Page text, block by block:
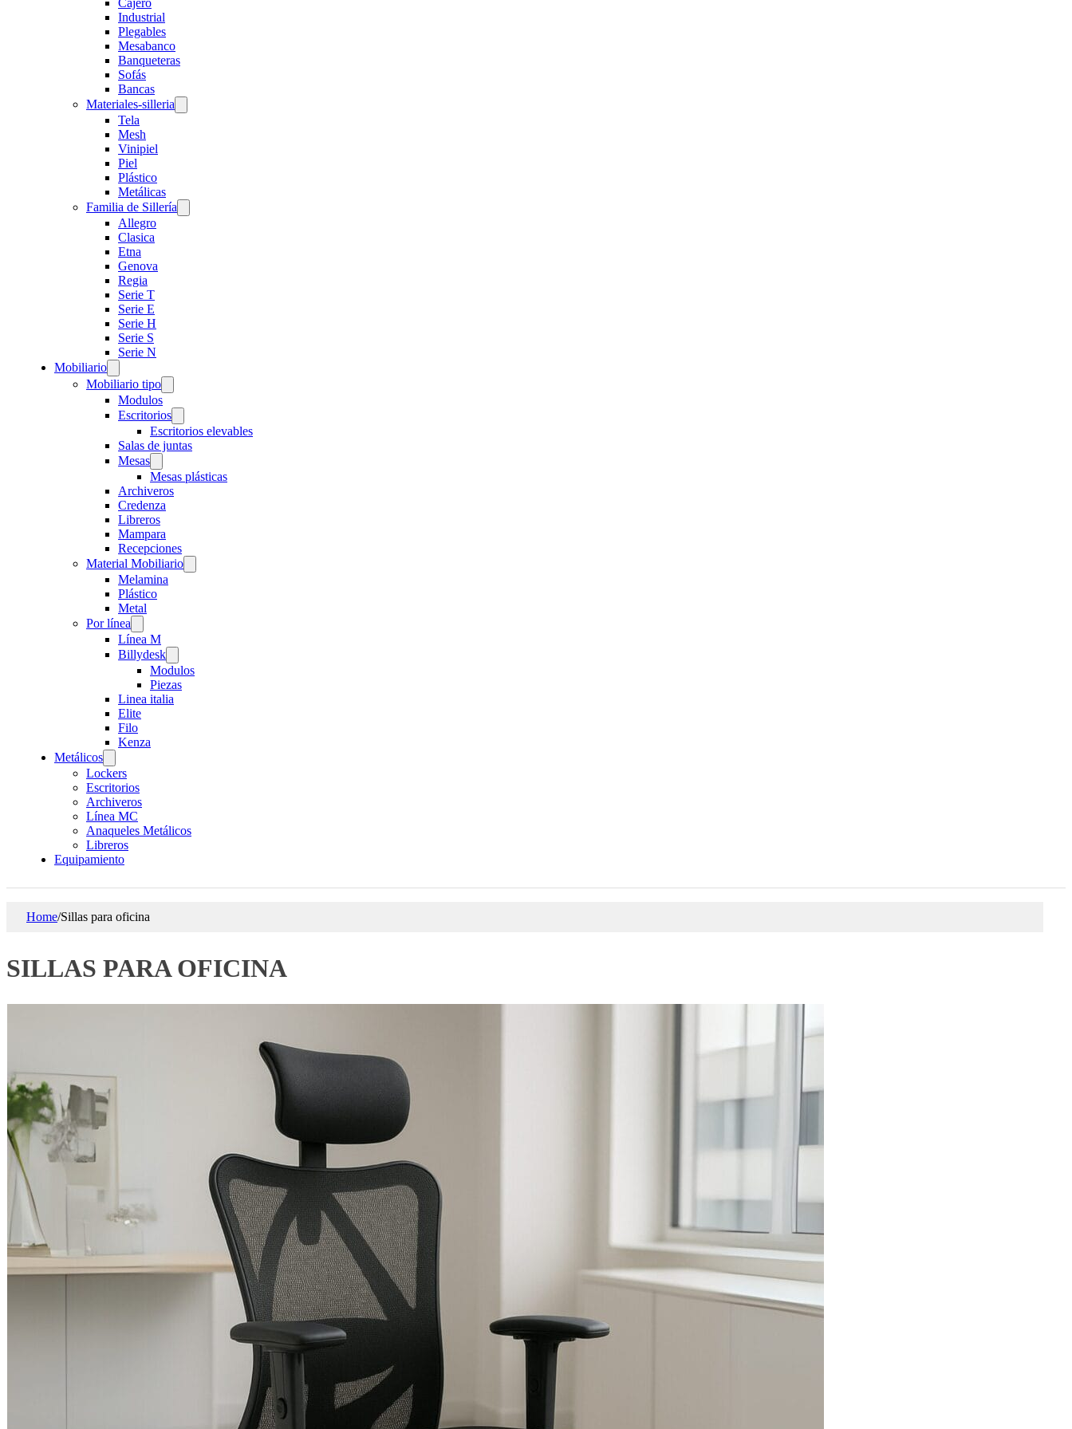
Cajero
Industrial
Plegables
Mesabanco
Banqueteras
Sofás
Bancas
Materiales-silleria
Tela
Mesh
Vinipiel
Piel
Plástico
Metálicas
Familia de Sillería
Allegro
Clasica
Etna
Genova
Regia
Serie T
Serie E
Serie H
Serie S
Serie N
Mobiliario
Mobiliario tipo
Modulos
Escritorios
Escritorios elevables
Salas de juntas
Mesas
Mesas plásticas
Archiveros
Credenza
Libreros
Mampara
Recepciones
Material Mobiliario
Melamina
Plástico
Metal
Por línea
Línea M
Billydesk
Modulos
Piezas
Linea italia
Elite
Filo
Kenza
Metálicos
Lockers
Escritorios
Archiveros
Línea MC
Anaqueles Metálicos
Libreros
Equipamiento
Home/Sillas para oficina
SILLAS PARA OFICINA